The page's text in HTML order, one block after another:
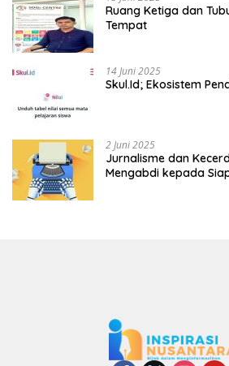
Ruang Ketiga dan
Tempat
14 Juni 2025
Skul.Id; Ekosistem
2 Juni 2025
Jurnalisme dan
Mengabdi kepada